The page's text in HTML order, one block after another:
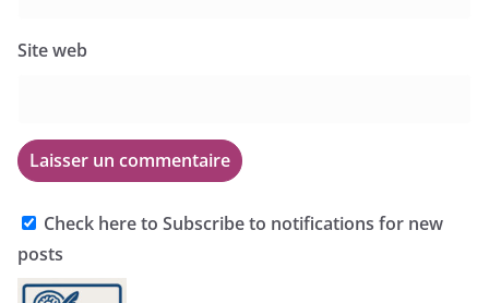
Site web
Check here to Subscribe to notifications for new
posts